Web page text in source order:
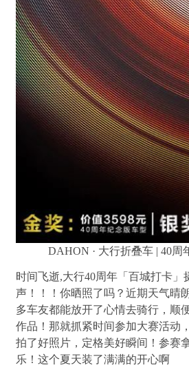
DAHON · 大行折叠车 | 40周
时间飞逝,大行40周年「百城打卡」
声！！！ 你晒照了吗？ 近期天气晴
多车友都能放开了心情去骑行， 顺
作品！ 那就抓紧时间参加大赛活动，
拍了好照片，定格美好瞬间！ 参赛
乐！ 这个夏天装了满满的开心啊